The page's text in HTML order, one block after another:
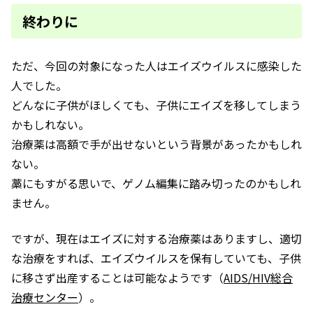
終わりに
ただ、今回の対象になった人はエイズウイルスに感染した
人でした。
どんなに子供がほしくても、子供にエイズを移してしまう
かもしれない。
治療薬は高額で手が出せないという背景があったかもしれ
ない。
藁にもすがる思いで、ゲノム編集に踏み切ったのかもしれ
ません。
ですが、現在はエイズに対する治療薬はありますし、適切
な治療をすれば、エイズウイルスを保有していても、子供
に移さず出産することは可能なようです（AIDS/HIV総合
治療センター）。